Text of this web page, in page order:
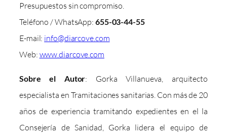
Presupuestos sin compromiso.
Teléfono / WhatsApp: 655-03-44-55
E-mail: info@diarcove.com
Web: www.diarcove.com
Sobre el Autor: Gorka Villanueva, arquitecto
especialista en Tramitaciones sanitarias. Con más de 20
años de experiencia tramitando expedientes en el la
Consejería de Sanidad, Gorka lidera el equipo de